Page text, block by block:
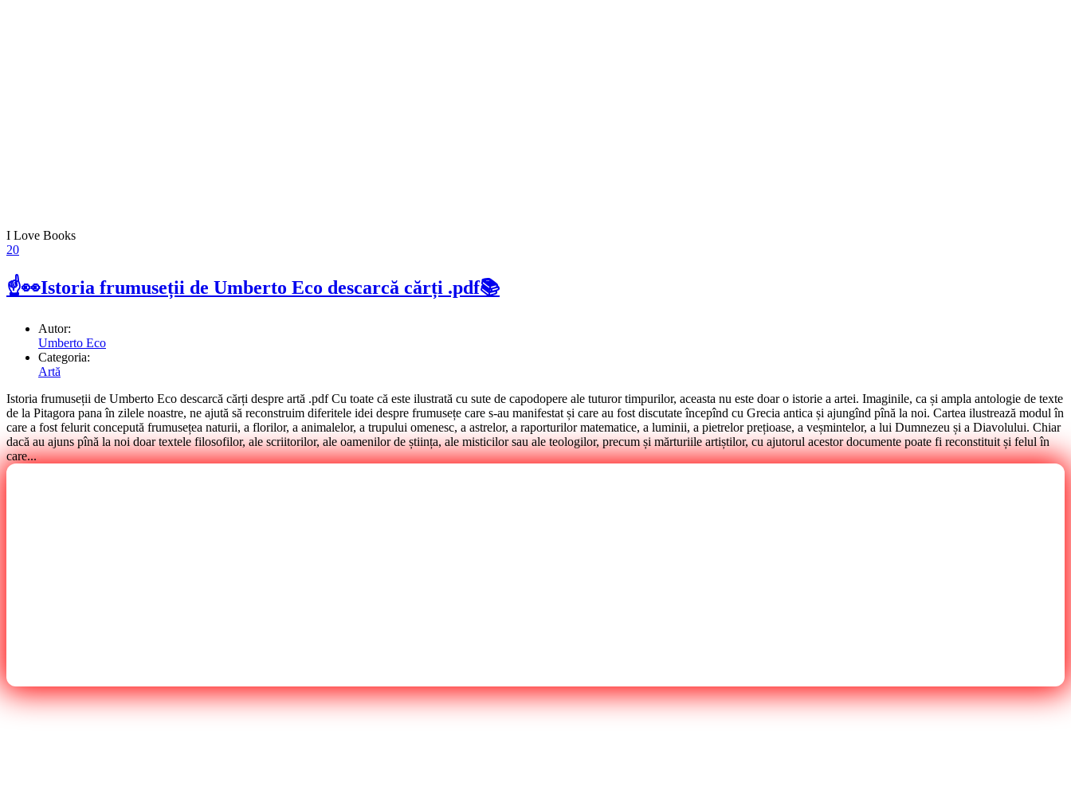
I Love Books
20
☝👀Istoria frumuseții de Umberto Eco descarcă cărți .pdf📚
Autor:
Umberto Eco
Categoria:
Artă
Istoria frumuseții de Umberto Eco descarcă cărți despre artă .pdf Cu toate că este ilustrată cu sute de capodopere ale tuturor timpurilor, aceasta nu este doar o istorie a artei. Imaginile, ca și ampla antologie de texte
de la Pitagora pana în zilele noastre, ne ajută să reconstruim diferitele idei despre frumusețe care s-au manifestat și care au fost discutate începînd cu Grecia antica și ajungînd pînă la noi. Cartea ilustrează modul în
care a fost felurit concepută frumusețea naturii, a florilor, a animalelor, a trupului omenesc, a astrelor, a raporturilor matematice, a luminii, a pietrelor prețioase, a veșmintelor, a lui Dumnezeu și a Diavolului. Chiar
dacă au ajuns pînă la noi doar textele filosofilor, ale scriitorilor, ale oamenilor de știința, ale misticilor sau ale teologilor, precum și mărturiile artiștilor, cu ajutorul acestor documente poate fi reconstituit și felul în
care...